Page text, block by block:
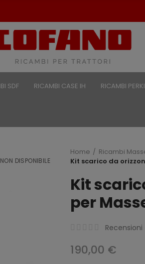
MIGLIORI
SDF RICAMBI CASE IH RICAMBI
NON DISPONIBILE
Home
Ricambi
Kit scarico da
Kit
per
Recensioni
190,00 €